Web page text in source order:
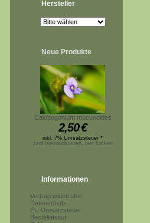
Hersteller
Neue Produkte
Calopogonium mucunoides
2,50€
inkl. 7% Umsatzsteuer *
zzgl.Versandkosten, hier klicken
Informationen
Vertrag widerrufen
Datenschutz
EU Umsatzsteuer
Bestellablauf